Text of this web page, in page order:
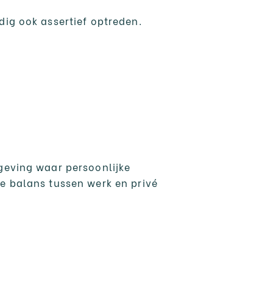
ook assertief optreden.
waar persoonlijke
balans tussen werk en privé